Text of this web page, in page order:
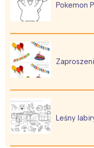
Pokemon
Leśny